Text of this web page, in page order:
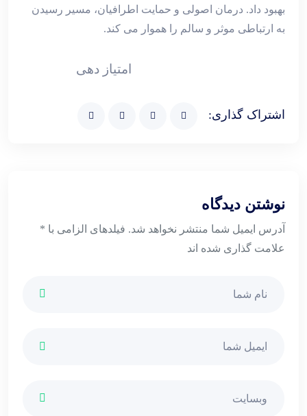
بهبود داد. درمان اصولی و حمایت اطرافیان، مسیر رسیدن
به ارتباطی موثر و سالم را هموار می ‌کند.
امتیاز دهی
اشتراک گذاری:
نوشتن دیدگاه
آدرس ایمیل شما منتشر نخواهد شد. فیلدهای الزامی با *
علامت گذاری شده اند